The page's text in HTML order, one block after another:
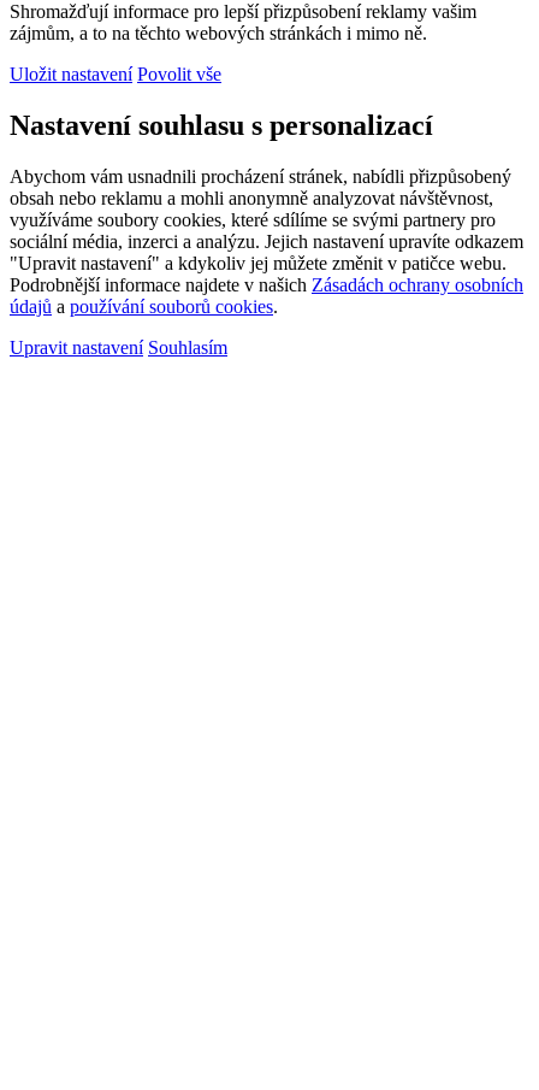
Shromažďují informace pro lepší přizpůsobení reklamy vašim
zájmům, a to na těchto webových stránkách i mimo ně.
Uložit nastavení Povolit vše
Nastavení souhlasu s personalizací
Abychom vám usnadnili procházení stránek, nabídli přizpůsobený
obsah nebo reklamu a mohli anonymně analyzovat návštěvnost,
využíváme soubory cookies, které sdílíme se svými partnery pro
sociální média, inzerci a analýzu. Jejich nastavení upravíte odkazem
"Upravit nastavení" a kdykoliv jej můžete změnit v patičce webu.
Podrobnější informace najdete v našich Zásadách ochrany osobních
údajů a používání souborů cookies.
Upravit nastavení Souhlasím